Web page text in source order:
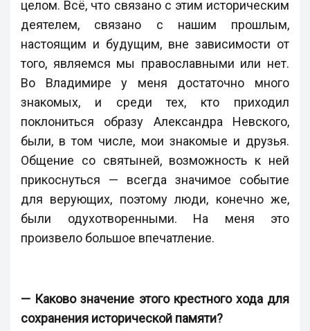
целом. Всё, что связано с этим историческим
деятелем, связано с нашим прошлым,
настоящим и будущим, вне зависимости от
того, являемся мы православными или нет.
Во Владимире у меня достаточно много
знакомых, и среди тех, кто приходил
поклониться образу Александра Невского,
были, в том числе, мои знакомые и друзья.
Общение со святыней, возможность к ней
прикоснуться — всегда значимое событие
для верующих, поэтому люди, конечно же,
были одухотворенными. На меня это
произвело большое впечатление.
— Каково значение этого крестного хода для
сохранения исторической памяти?